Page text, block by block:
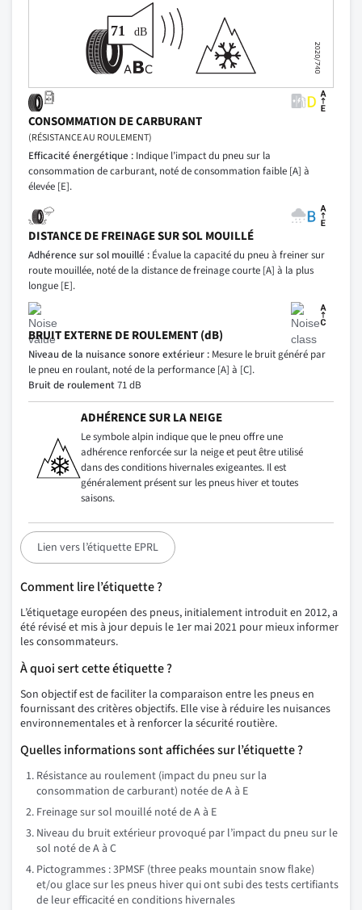
CONSOMMATION DE CARBURANT
(RÉSISTANCE AU ROULEMENT)
Efficacité énergétique : Indique l’impact du pneu sur la
consommation de carburant, noté de consommation faible [A] à
élevée [E].
DISTANCE DE FREINAGE SUR SOL MOUILLÉ
Adhérence sur sol mouillé : Évalue la capacité du pneu à freiner sur
route mouillée, noté de la distance de freinage courte [A] à la plus
longue [E].
BRUIT EXTERNE DE ROULEMENT (dB)
Niveau de la nuisance sonore extérieur : Mesure le bruit généré par
le pneu en roulant, noté de la performance [A] à [C].
Bruit de roulement71 dB
ADHÉRENCE SUR LA NEIGE
Le symbole alpin indique que le pneu offre une
adhérence renforcée sur la neige et peut être utilisé
dans des conditions hivernales exigeantes. Il est
généralement présent sur les pneus hiver et toutes
saisons.
Lien vers l’étiquette EPRL
Comment lire l’étiquette ?
L’étiquetage européen des pneus, initialement introduit en 2012, a
été révisé et mis à jour depuis le 1er mai 2021 pour mieux informer
les consommateurs.
À quoi sert cette étiquette ?
Son objectif est de faciliter la comparaison entre les pneus en
fournissant des critères objectifs. Elle vise à réduire les nuisances
environnementales et à renforcer la sécurité routière.
Quelles informations sont affichées sur l’étiquette ?
Résistance au roulement (impact du pneu sur la
consommation de carburant) notée de A à E
Freinage sur sol mouillé noté de A à E
Niveau du bruit extérieur provoqué par l’impact du pneu sur le
sol noté de A à C
Pictogrammes : 3PMSF (three peaks mountain snow flake)
et/ou glace sur les pneus hiver qui ont subi des tests certifiants
de leur efficacité en conditions hivernales